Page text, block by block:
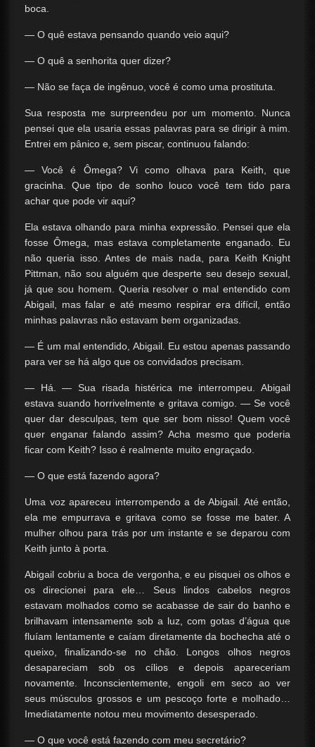
boca.
— O quê estava pensando quando veio aqui?
— O quê a senhorita quer dizer?
— Não se faça de ingênuo, você é como uma prostituta.
Sua resposta me surpreendeu por um momento. Nunca
pensei que ela usaria essas palavras para se dirigir à mim.
Entrei em pânico e, sem piscar, continuou falando:
— Você é Ômega? Vi como olhava para Keith, que
gracinha. Que tipo de sonho louco você tem tido para
achar que pode vir aqui?
Ela estava olhando para minha expressão. Pensei que ela
fosse Ômega, mas estava completamente enganado. Eu
não queria isso. Antes de mais nada, para Keith Knight
Pittman, não sou alguém que desperte seu desejo sexual,
já que sou homem. Queria resolver o mal entendido com
Abigail, mas falar e até mesmo respirar era difícil, então
minhas palavras não estavam bem organizadas.
— É um mal entendido, Abigail. Eu estou apenas passando
para ver se há algo que os convidados precisam.
— Há. — Sua risada histérica me interrompeu. Abigail
estava suando horrivelmente e gritava comigo. — Se você
quer dar desculpas, tem que ser bom nisso! Quem você
quer enganar falando assim? Acha mesmo que poderia
ficar com Keith? Isso é realmente muito engraçado.
— O que está fazendo agora?
Uma voz apareceu interrompendo a de Abigail. Até então,
ela me empurrava e gritava como se fosse me bater. A
mulher olhou para trás por um instante e se deparou com
Keith junto à porta.
Abigail cobriu a boca de vergonha, e eu pisquei os olhos e
os direcionei para ele… Seus lindos cabelos negros
estavam molhados como se acabasse de sair do banho e
brilhavam intensamente sob a luz, com gotas d’água que
fluíam lentamente e caíam diretamente da bochecha até o
queixo, finalizando-se no chão. Longos olhos negros
desapareciam sob os cílios e depois apareceriam
novamente. Inconscientemente, engoli em seco ao ver
seus músculos grossos e um pescoço forte e molhado…
Imediatamente notou meu movimento desesperado.
— O que você está fazendo com meu secretário?